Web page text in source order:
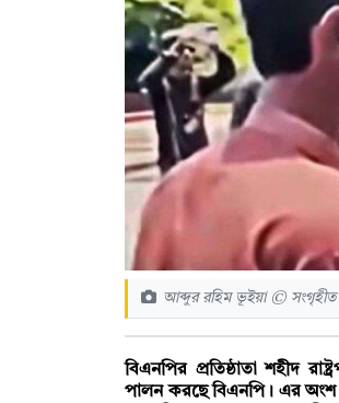
আব্দুর রহিম ভূইয়া © সংগৃহীত
বিএনপির প্রতিষ্ঠাতা শহীদ
পালন করছে বিএনপি। এর অংশ